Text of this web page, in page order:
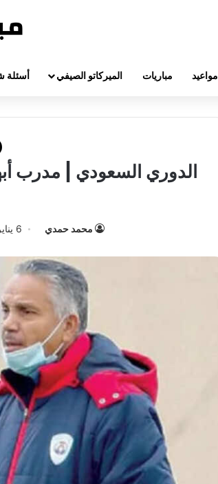
مواعيد مباريات الميركاتو الصيفي أسئلة
الدوري السعودي | مدرب
محمد حمدي 6 يناير، 2021